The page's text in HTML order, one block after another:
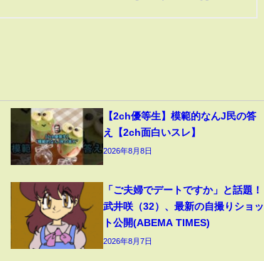
【2ch優等生】模範的なんJ民の答
え【2ch面白いスレ】
2026年8月8日
「ご夫婦でデートですか」と話題！
武井咲（32）、最新の自撮りショッ
ト公開(ABEMA TIMES)
2026年8月7日